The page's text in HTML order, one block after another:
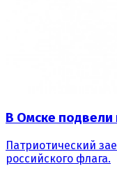
В Омске
Патриотический
российского флага.